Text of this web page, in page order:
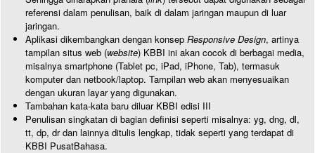
referensi dalam penulisan, baik di dalam jaringan maupun di luar
jaringan.
Aplikasi dikembangkan dengan konsep Responsive Design, artinya
tampilan situs web (website) KBBI ini akan cocok di berbagai media,
misalnya smartphone (Tablet pc, iPad, iPhone, Tab), termasuk
komputer dan netbook/laptop. Tampilan web akan menyesuaikan
dengan ukuran layar yang digunakan.
Tambahan kata-kata baru diluar KBBI edisi III
Penulisan singkatan di bagian definisi seperti misalnya: yg, dng, dl,
tt, dp, dr dan lainnya ditulis lengkap, tidak seperti yang terdapat di
KBBI PusatBahasa.